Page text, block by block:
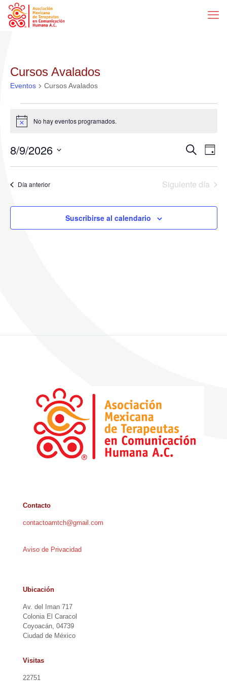
Cursos Avalados
Eventos Cursos Avalados
Eventos
en
agosto
9,
2026
Aviso No hay eventos programados.
de
y
vistas
Buscar
de
Día
8/9/2026
fecha.Día anterior Siguiente día
Suscribirse al calendario
Contacto
contactoamtch@gmail.com
Aviso de Privacidad
Ubicación
Av. del Iman 717
Colonia El Caracol
Coyoacán, 04739
Ciudad de México
Visitas
22751